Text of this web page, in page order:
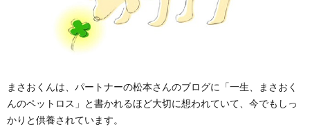
まさおくんは、パートナーの松本さんのブログに「一生、まさおく
んのペットロス」と書かれるほど大切に想われていて、今でもしっ
かりと供養されています。